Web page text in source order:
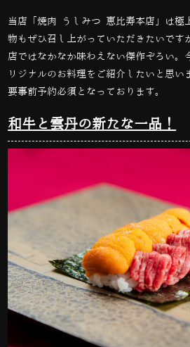
当店「焼肉 うしみつ 恵比寿本店」は極
物もぜひ召し上がっていただきたいです
店ではなかなか味わえない傑作ぞろい。
リジナルのお料理をご紹介したいと思い
要事前予約必須となっております。
和牛と雲丹の新たな一品！